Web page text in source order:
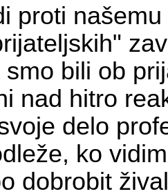
proti
smo bili ob
nad hitro
delo
ko
dobrobit